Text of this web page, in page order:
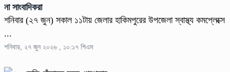
না সাংবাদিকরা
শনিবার (২৭ জুন) সকাল ১১টায় জেলার হাকিমপুরের উপজেলা স্বাস্থ্য কমপ্লেক্সে
...
শনিবার, ২৭ জুন ২০২৬ , ১০:১৭ পিএম